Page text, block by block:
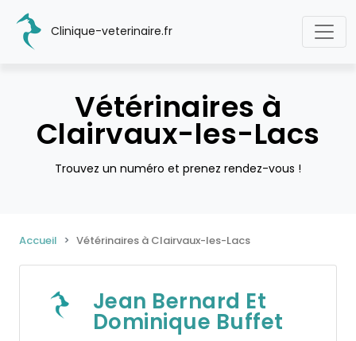
Clinique-veterinaire.fr
Vétérinaires à
Clairvaux-les-Lacs
Trouvez un numéro et prenez rendez-vous !
Accueil Vétérinaires à Clairvaux-les-Lacs
Jean Bernard Et
Dominique Buffet